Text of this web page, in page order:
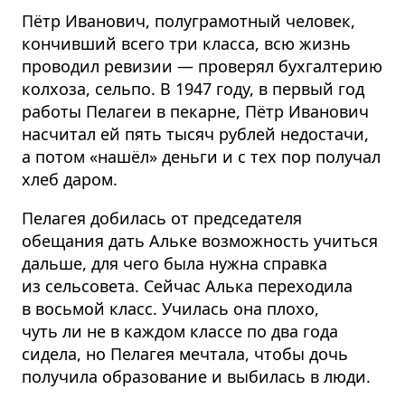
Пётр Иванович, полуграмотный человек,
кончивший всего три класса, всю жизнь
проводил ревизии — проверял бухгалтерию
колхоза, сельпо. В 1947 году, в первый год
работы Пелагеи в пекарне, Пётр Иванович
насчитал ей пять тысяч рублей недостачи,
а потом «нашёл» деньги и с тех пор получал
хлеб даром.
Пелагея добилась от председателя
обещания дать Альке возможность учиться
дальше, для чего была нужна справка
из сельсовета. Сейчас Алька переходила
в восьмой класс. Училась она плохо,
чуть ли не в каждом классе по два года
сидела, но Пелагея мечтала, чтобы дочь
получила образование и выбилась в люди.